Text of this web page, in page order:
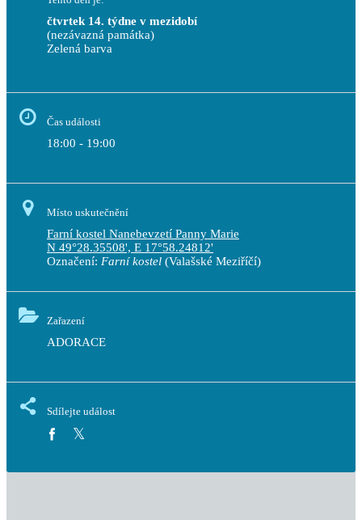
čtvrtek 14. týdne v mezidobí
(nezávazná památka)
Zelená barva
Čas události
18:00 - 19:00
Místo uskutečnění
Farní kostel Nanebevzetí Panny Marie
N 49°28.35508', E 17°58.24812'
Označení: Farní kostel (Valašské Meziříčí)
Zařazení
ADORACE
Sdílejte událost